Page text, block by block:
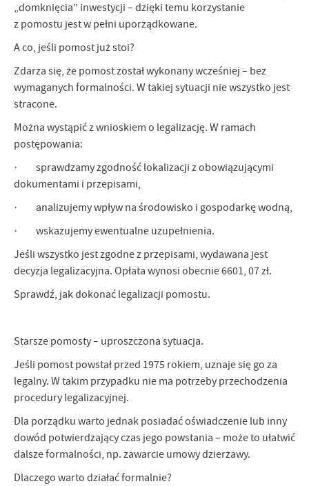
„domknięcia” inwestycji – dzięki temu korzystanie
z pomostu jest w pełni uporządkowane.
A co, jeśli pomost już stoi?
Zdarza się, że pomost został wykonany wcześniej – bez
wymaganych formalności. W takiej sytuacji nie wszystko jest
stracone.
Można wystąpić z wnioskiem o legalizację. W ramach
postępowania:
· sprawdzamy zgodność lokalizacji z obowiązującymi
dokumentami i przepisami,
· analizujemy wpływ na środowisko i gospodarkę wodną,
· wskazujemy ewentualne uzupełnienia.
Jeśli wszystko jest zgodne z przepisami, wydawana jest
decyzja legalizacyjna. Opłata wynosi obecnie 6601, 07 zł.
Sprawdź, jak dokonać legalizacji pomostu.
Starsze pomosty – uproszczona sytuacja.
Jeśli pomost powstał przed 1975 rokiem, uznaje się go za
legalny. W takim przypadku nie ma potrzeby przechodzenia
procedury legalizacyjnej.
Dla porządku warto jednak posiadać oświadczenie lub inny
dowód potwierdzający czas jego powstania – może to ułatwić
dalsze formalności, np. zawarcie umowy dzierżawy.
Dlaczego warto działać formalnie?